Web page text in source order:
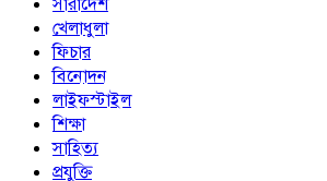
খেলাধুলা
ফিচার
বিনোদন
লাইফস্টাইল
শিক্ষা
সাহিত্য
প্রযুক্তি